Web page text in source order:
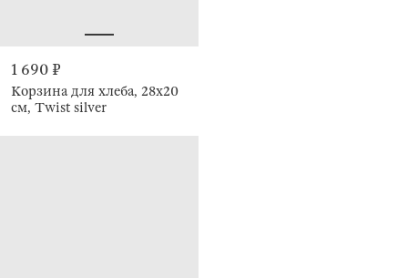
1 690 ₽
Корзина для хлеба, 28x20
см, Twist silver